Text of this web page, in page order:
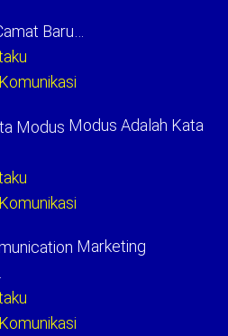
Baru…
Modus Adalah Kata
Marketing